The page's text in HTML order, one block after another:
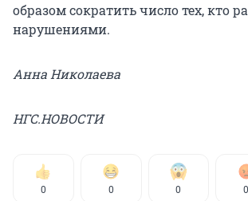
образом сократить число тех, кто
нарушениями.
Анна Николаева
НГС.НОВОСТИ
0 0 0 0